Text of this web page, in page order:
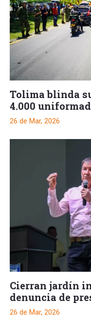
Tolima blinda
4.000
26 de Mar, 2026
Cierran jardín
denuncia de
26 de Mar, 2026